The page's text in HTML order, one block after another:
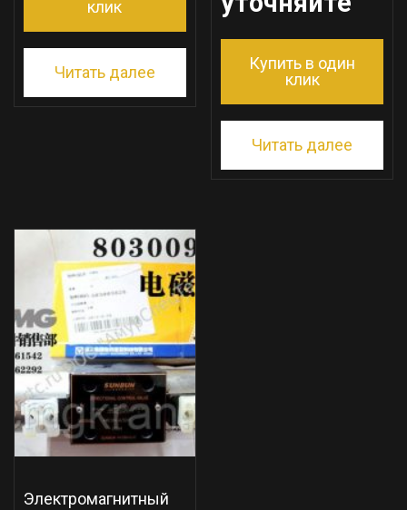
клик
Читать далее
Купить в один
клик
Читать далее
Электромагнитный